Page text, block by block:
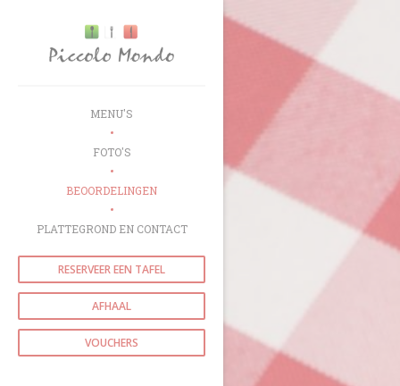
MENU'S
FOTO'S
BEOORDELINGEN
PLATTEGROND EN CONTACT
RESERVEER EEN TAFEL
AFHAAL
VOUCHERS